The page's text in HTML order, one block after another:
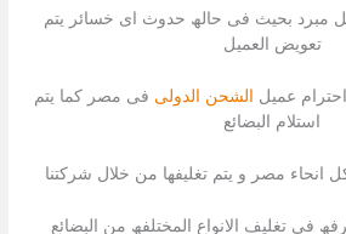
مبرد بحیث فى حالھ حدوث اى خسائر یتم
تعویض العمیل
عمیل الشحن الدولى فى مصر كما یتم
استلام البضائع
انحاء مصر و یتم تغلیفھا من خلال شركتنا
فى تغلیف الانواع المختلفھ من البضائع